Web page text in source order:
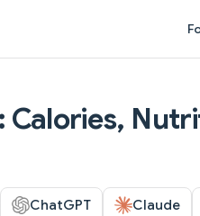
Calories,
ChatGPT Claude